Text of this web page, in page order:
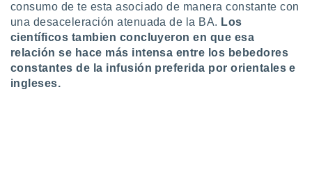
de
consumo de te esta asociado de manera constante con
una desaceleración atenuada de la BA. Los
científicos tambien concluyeron en que esa
relación se hace más intensa entre los bebedores
constantes de la infusión preferida por orientales e
ingleses.